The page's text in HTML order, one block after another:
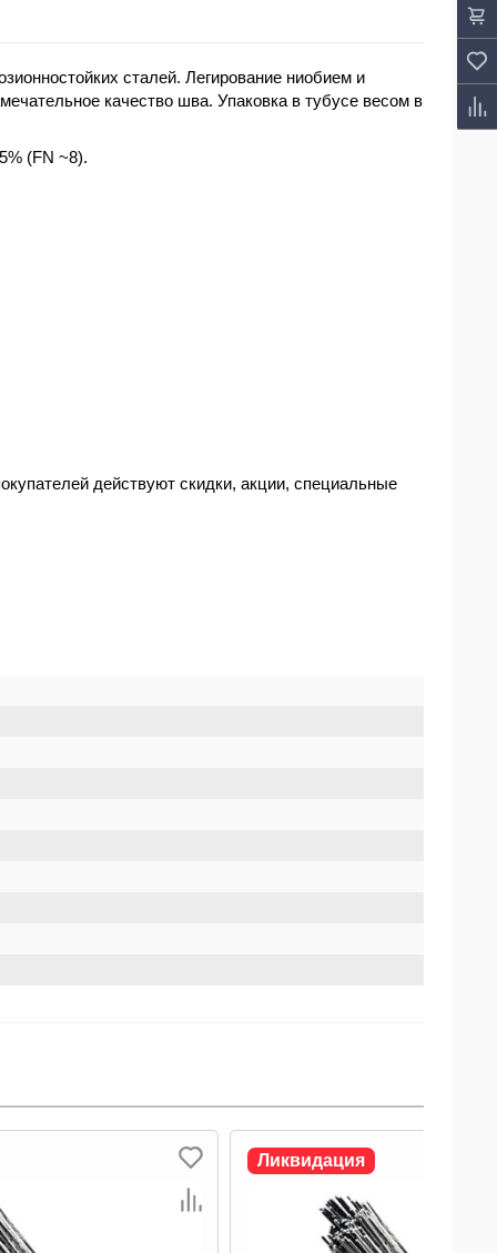
сталей. Легирование ниобием и
качество шва. Упаковка в тубусе весом в
(FN ~8).
действуют скидки, акции, специальные
Ликвидация